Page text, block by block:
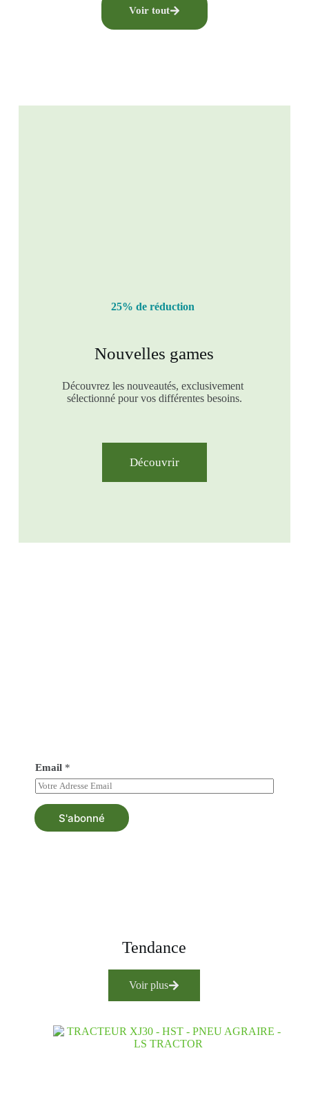
Voir tout
25% de réduction
Nouvelles games
Découvrez les nouveautés, exclusivement
sélectionné pour vos différentes besoins.
Découvrir
Email *
S'abonné
Tendance
Voir plus